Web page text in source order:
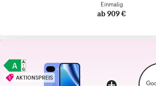
Einmalig
ab 909 €
AKTIONSPREIS